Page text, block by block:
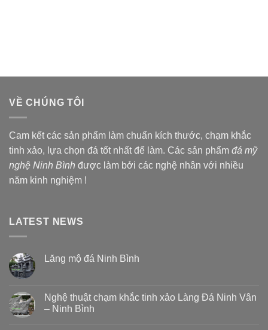
VỀ CHÚNG TÔI
Cam kết các sản phẩm làm chuẩn kích thước, chạm khắc
tinh xảo, lựa chọn đá tốt nhất để làm. Các sản phẩm đá mỹ
nghệ Ninh Bình được làm bởi các nghệ nhân với nhiều
năm kinh nghiệm !
LATEST NEWS
Lăng mộ đá Ninh Bình
Nghệ thuật chạm khắc tinh xảo Làng Đá Ninh Vân
– Ninh Bình